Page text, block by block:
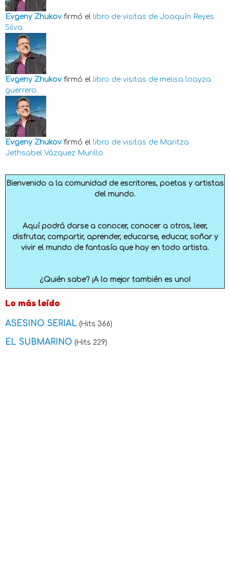
Evgeny Zhukov firmó el libro de visitas de Joaquín Reyes
Silva
Evgeny Zhukov firmó el libro de visitas de melisa loayza
guerrero
Evgeny Zhukov firmó el libro de visitas de Maritza
Jethsabel Vázquez Murillo
Bienvenido a la comunidad de escritores, poetas y artistas
del mundo.
Aquí podrá darse a conocer, conocer a otros, leer,
disfrutar, compartir, aprender, educarse, educar, soñar y
vivir el mundo de fantasía que hay en todo artista.
¿Quién sabe? ¡A lo mejor también es uno!
Lo más leído
ASESINO SERIAL (Hits 366)
EL SUBMARINO (Hits 229)